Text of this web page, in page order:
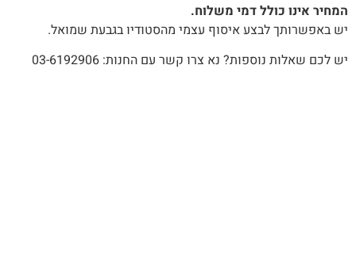
המחיר אינו כולל דמי משלוח.
יש באפשרותך לבצע איסוף עצמי מהסטודיו בגבעת שמואל.
יש לכם שאלות נוספות? נא צרו קשר עם החנות: 03-6192906